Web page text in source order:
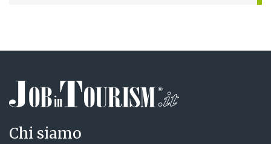
Chi siamo